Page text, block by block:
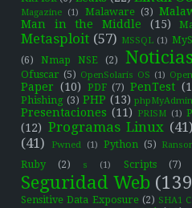
Magazine (1) Malaware (3)
Man in the Middle (15)
Metasploit (57) MSSQL (1)
(6)
Nmap NSE (2) Noticias
Ofuscar (5) OpenSolaris OS (1)
Paper (10) PDF (7) PenTest
Phishing (3) PHP (13) phpMyAdmin
Presentaciones (11) PRISM (1)
(12) Programas Linux (41)
(41)
Pwned (1) Python (5)
Ruby
(2) s (1) Scripts (7)
Seguridad Web
Sensitive Data Exposure (2) SHA1